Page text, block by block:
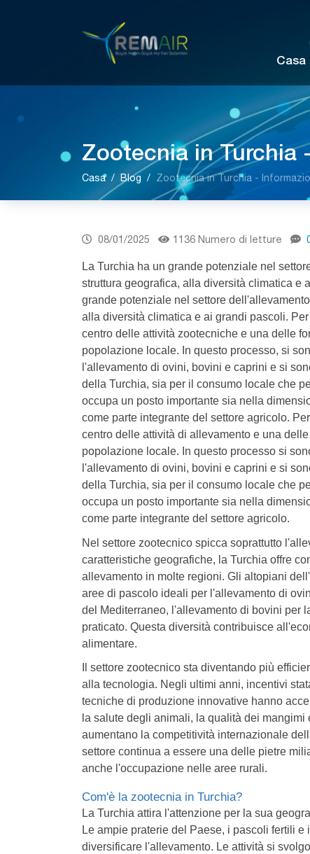
Casa
Zootecnia in Turchia
Casa Blog Zootecnia in Turchia -
08/01/2025 1136 Numero di letture
La Turchia ha un grande potenziale nel
struttura geografica, alla diversità climatica e
grande potenziale nel settore
alla diversità climatica e ai grandi pascoli.
centro delle attività zootecniche e una delle
popolazione locale. In questo processo, si
l'allevamento di ovini, bovini e caprini e si
della Turchia, sia per il consumo locale che
occupa un posto importante sia nella
come parte integrante del settore agricolo.
centro delle attività di allevamento e una
popolazione locale. In questo processo si
l'allevamento di ovini, bovini e caprini e si
della Turchia, sia per il consumo locale che
occupa un posto importante sia nella
come parte integrante del settore agricolo.
Nel settore zootecnico spicca soprattutto
caratteristiche geografiche, la Turchia offre
allevamento in molte regioni. Gli altopiani
aree di pascolo ideali per l'allevamento di
del Mediterraneo, l'allevamento di bovini per
praticato. Questa diversità contribuisce
alimentare.
Il settore zootecnico sta diventando più
alla tecnologia. Negli ultimi anni, incentivi
tecniche di produzione innovative hanno
la salute degli animali, la qualità dei
aumentano la competitività internazionale
settore continua a essere una delle pietre
anche l'occupazione nelle aree rurali.
Com'è la zootecnia in Turchia?
La Turchia attira l'attenzione per la sua
Le ampie praterie del Paese, i pascoli fertili
diversificare l'allevamento. Le attività si